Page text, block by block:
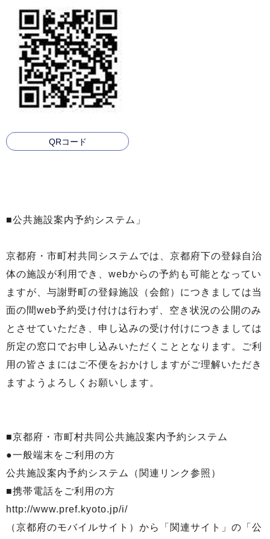
QRコード
■公共施設案内予約システム」
京都府・市町村共同システムでは、京都府下の登録自治
体の施設が利用でき、webからの予約も可能となってい
ますが、与謝野町の登録施設（会館）につきましては当
面の間web予約受け付けは行わず、空き状況の公開のみ
とさせていただき、申し込みの受け付けにつきましては
所定の窓口でお申し込みいただくこととなります。ご利
用の皆さまにはご不便をおかけしますがご理解いただき
ますようよろしくお願いします。
■京都府・市町村共同公共施設案内予約システム
●一般端末をご利用の方
公共施設案内予約システム（関連リンク参照）
■携帯電話をご利用の方
http://www.pref.kyoto.jp/i/
（京都府のモバイルサイト）から「関連サイト」の「公